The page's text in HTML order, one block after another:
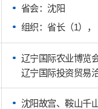
省会：沈阳
组织：省长（1），
辽宁国际农业博览会
辽宁国际投资贸易
沈阳故宫、鞍山千